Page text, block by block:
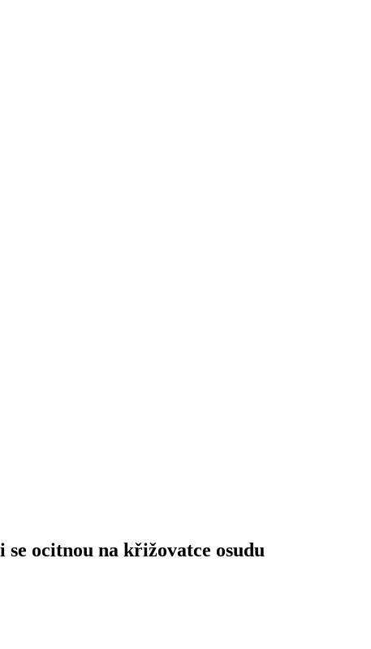
ocitnou na křižovatce osudu